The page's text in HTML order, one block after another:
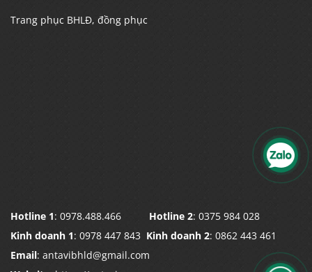
Trang phục BHLĐ, đồng phục
Hotline 1: 0978.488.466 Hotline 2: 0375 984 028
Kinh doanh 1: 0978 447 843 Kinh doanh 2: 0862 443 461
Email: antavibhld@gmail.com